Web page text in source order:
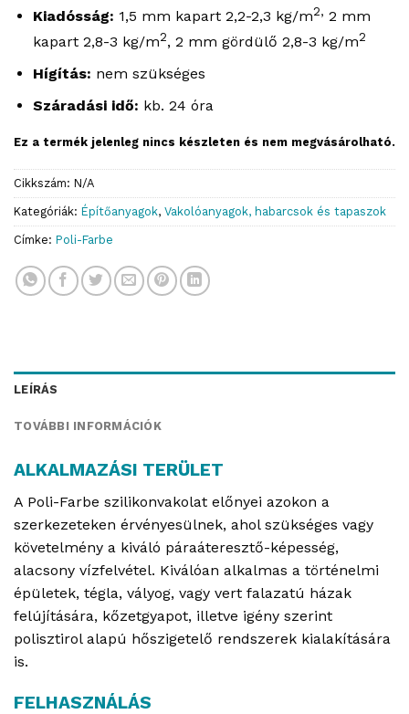
Kiadósság: 1,5 mm kapart 2,2-2,3 kg/m2, 2 mm
kapart 2,8-3 kg/m2, 2 mm gördülő 2,8-3 kg/m2
Hígítás: nem szükséges
Száradási idő: kb. 24 óra
Ez a termék jelenleg nincs készleten és nem megvásárolható.
Cikkszám: N/A
Kategóriák: Építőanyagok, Vakolóanyagok, habarcsok és tapaszok
Címke: Poli-Farbe
LEÍRÁS
TOVÁBBI INFORMÁCIÓK
ALKALMAZÁSI TERÜLET
A Poli-Farbe szilikonvakolat előnyei azokon a
szerkezeteken érvényesülnek, ahol szükséges vagy
követelmény a kiváló páraáteresztő-képesség,
alacsony vízfelvétel. Kiválóan alkalmas a történelmi
épületek, tégla, vályog, vagy vert falazatú házak
felújítására, kőzetgyapot, illetve igény szerint
polisztirol alapú hőszigetelő rendszerek kialakítására
is.
FELHASZNÁLÁS